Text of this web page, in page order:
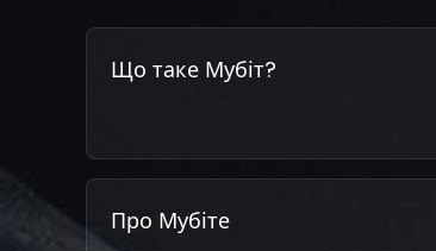
Що таке Мубіт?
Про Мубіте